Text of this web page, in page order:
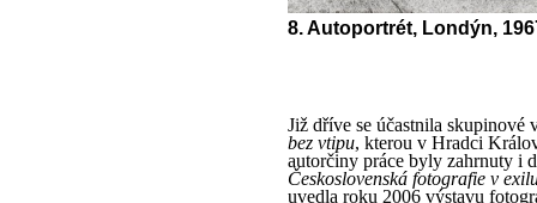
8. Autoportrét, Londýn,
Již dříve se účastnila skupinové
bez vtipu, kterou v Hradci
autorčiny práce byly zahrnuty i
Československá fotografie v
uvedla roku 2006 výstavu